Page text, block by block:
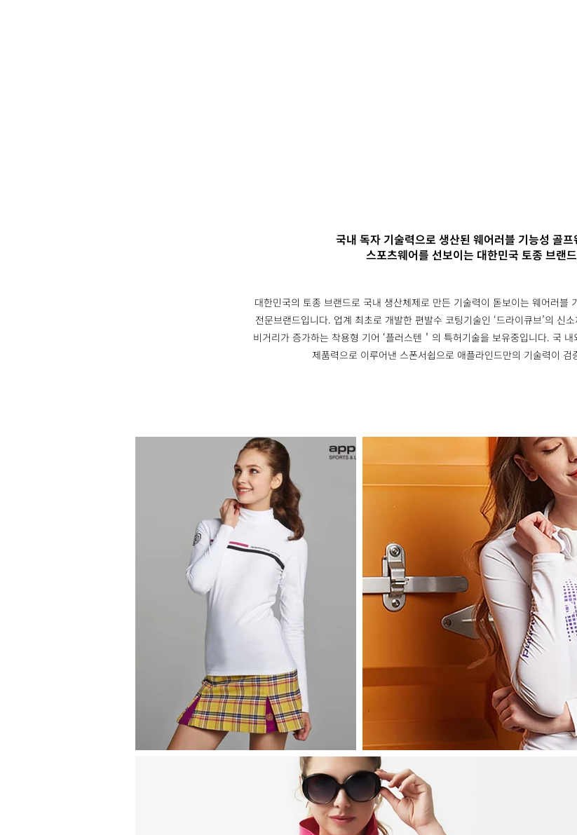
국내 독자 기술력으로 생산된 웨어러블 기능성 골프
스포츠웨어를 선보이는 대한민국 토종 브랜드
대한민국의 토종 브랜드로 국내 생산체제로 만든 기술력이 돋보이는 웨어러블
전문브랜드입니다. 업계 최초로 개발한 편발수 코팅기술인 ‘드라이큐브’의 신
비거리가 증가하는 착용형 기어 ‘플러스텐＇의 특허기술을 보유중입니다. 국
제품력으로 이루어낸 스폰서쉽으로 애플라인드만의 기술력이 검